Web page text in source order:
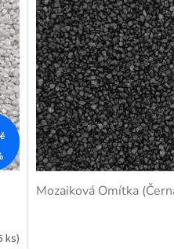
ks)
Mozaiková Omítka